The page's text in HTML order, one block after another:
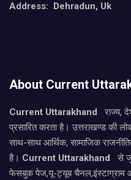
Address: Dehradun, Uk
About Current
Current Uttarakhand
राज्य,
प्रसारित करता है। उत्तराखण्ड की
साथ-साथ आर्थिक, सामाजिक
है। Current Uttarakhand
से
फेसबुक पेज,यू-ट्यूब चैनल,इंस्टाग्राम